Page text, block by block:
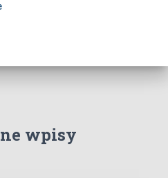
wpisy